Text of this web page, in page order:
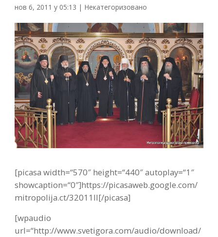
нов 6, 2011 у 05:13 | Некатегоризовано
[picasa width=“570″ height=“440″ autoplay=“1″
showcaption=“0″]https://picasaweb.google.com/
mitropolija.ct/32011II[/picasa]
[wpaudio
url=“http://www.svetigora.com/audio/download/